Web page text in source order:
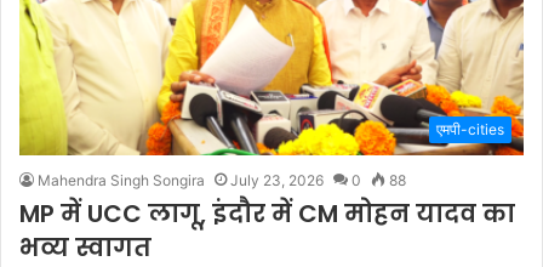
एमपी-cities
Mahendra Singh Songira July 23, 2026 0 88
MP में UCC लागू, इंदौर में CM मोहन यादव का
भव्य स्वागत